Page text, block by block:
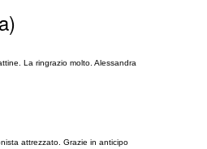
La ringrazio molto. Alessandra
attrezzato. Grazie in anticipo